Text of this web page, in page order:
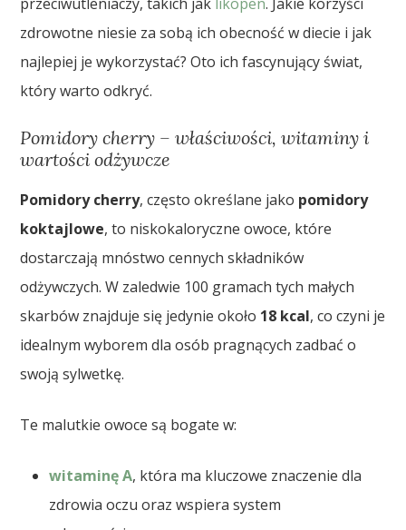
zdrowotne niesie za sobą ich obecność w diecie i jak
najlepiej je wykorzystać? Oto ich fascynujący świat,
który warto odkryć.
Pomidory cherry – właściwości, witaminy i
wartości odżywcze
Pomidory cherry, często określane jako pomidory
koktajlowe, to niskokaloryczne owoce, które
dostarczają mnóstwo cennych składników
odżywczych. W zaledwie 100 gramach tych małych
skarbów znajduje się jedynie około 18 kcal, co czyni je
idealnym wyborem dla osób pragnących zadbać o
swoją sylwetkę.
Te malutkie owoce są bogate w:
witaminę A, która ma kluczowe znaczenie dla
zdrowia oczu oraz wspiera system